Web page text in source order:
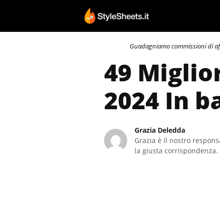
contenuto
Guadagniamo commissioni di
49
2024 In
Grazia Deledda
Grazia è il nostro
la giusta